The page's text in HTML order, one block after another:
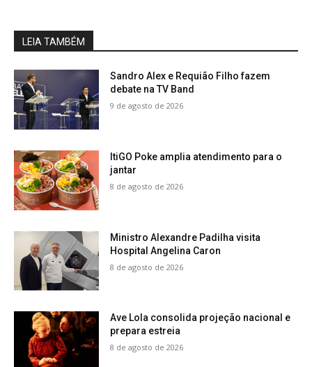
LEIA TAMBÉM
Sandro Alex e Requião Filho fazem
debate na TV Band
9 de agosto de 2026
ItiGO Poke amplia atendimento para o
jantar
8 de agosto de 2026
Ministro Alexandre Padilha visita
Hospital Angelina Caron
8 de agosto de 2026
Ave Lola consolida projeção nacional e
prepara estreia
8 de agosto de 2026